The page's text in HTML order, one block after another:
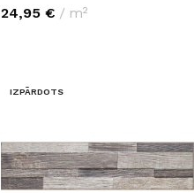
24,95 € m²
IZPĀRDOTS